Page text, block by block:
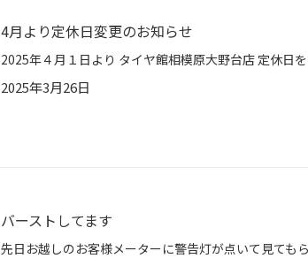
4月より定休日変更のお知らせ
2025年3月26日
バーストしてます